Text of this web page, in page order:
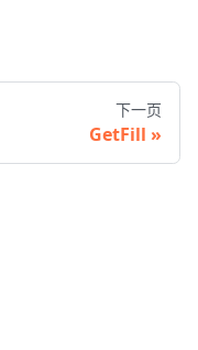
下一页
GetFill